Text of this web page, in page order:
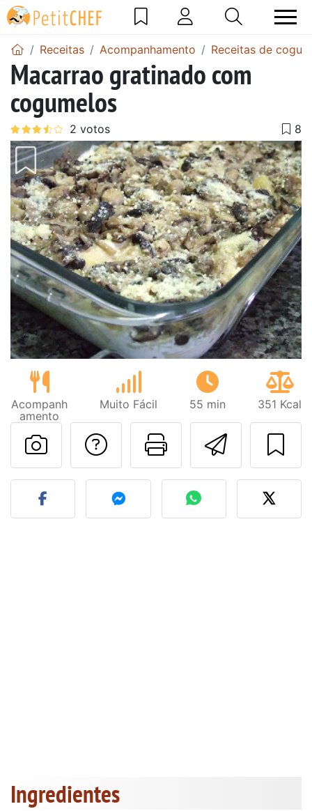
Receitas Acompanhamento Receitas de
Macarrao gratinado com
cogumelos
Acompanh
amento
Muito Fácil 55 min 351 Kcal
Imprima
Falar com o autor
Fez esta receita?
Ingredientes